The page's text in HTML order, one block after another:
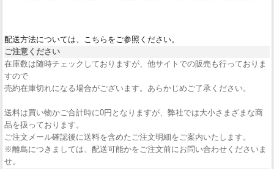
配送方法については、こちらをご参照ください。
ご注意ください
在庫数は随時チェックしておりますが、他サイトでの販売も行っておりま
すので
売約在庫切れになる場合がございます。あらかじめご了承ください。
送料は買い物かご合計時に0円となりますが、弊社では大小さまざまな商
品を扱っております。
ご注文メール確認後に送料を含めたご注文明細をご案内いたします。
※離島につきましては、配送可能かをご注文前にお問い合わせくださいま
せ。